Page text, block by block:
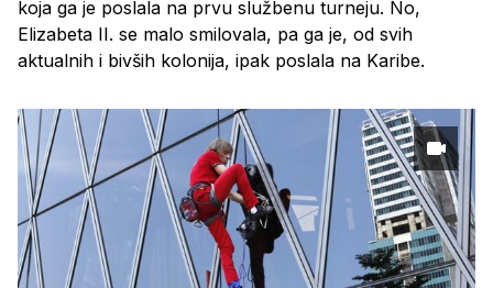
koja ga je poslala na prvu službenu turneju. No,
Elizabeta II. se malo smilovala, pa ga je, od svih
aktualnih i bivših kolonija, ipak poslala na Karibe.